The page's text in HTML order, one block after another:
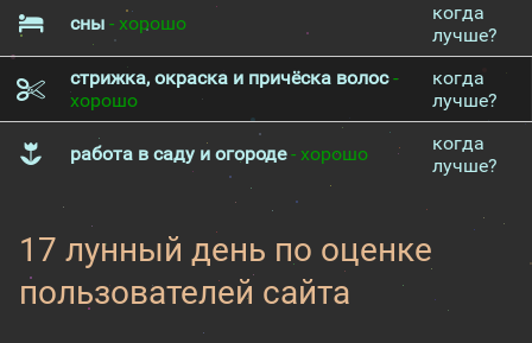
сны - хорошо
когда
лучше?
стрижка, окраска и причёска волос-
хорошо
когда
лучше?
работа в саду и огороде- хорошо
когда
лучше?
17 лунный день по оценке
пользователей сайта